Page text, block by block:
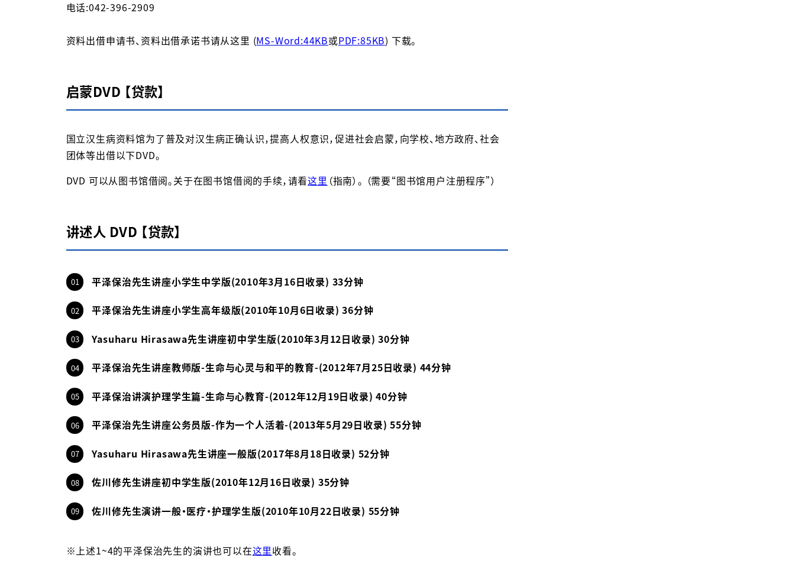
电话:042-396-2909
资料出借申请书、资料出借承诺书请从这里 (MS-Word:44KB或PDF:85KB) 下载。
启蒙DVD 【贷款】
国立汉生病资料馆为了普及对汉生病正确认识，提高人权意识，促进社会启蒙，向学校、地方政府、社会
团体等出借以下DVD。
DVD 可以从图书馆借阅。关于在图书馆借阅的手续，请看这里 （指南）。 （需要“图书馆用户注册程序”）
讲述人 DVD 【贷款】
01 平泽保治先生讲座小学生中学版(2010年3月16日收录) 33分钟
02 平泽保治先生讲座小学生高年级版(2010年10月6日收录) 36分钟
03 Yasuharu Hirasawa先生讲座初中学生版(2010年3月12日收录) 30分钟
04 平泽保治先生讲座教师版-生命与心灵与和平的教育-(2012年7月25日收录) 44分钟
05 平泽保治讲演护理学生篇-生命与心教育-(2012年12月19日收录) 40分钟
06 平泽保治先生讲座公务员版-作为一个人活着-(2013年5月29日收录) 55分钟
07 Yasuharu Hirasawa先生讲座一般版(2017年8月18日收录) 52分钟
08 佐川修先生讲座初中学生版(2010年12月16日收录) 35分钟
09 佐川修先生演讲一般·医疗·护理学生版(2010年10月22日收录) 55分钟
※上述1~4的平泽保治先生的演讲也可以在这里收看。